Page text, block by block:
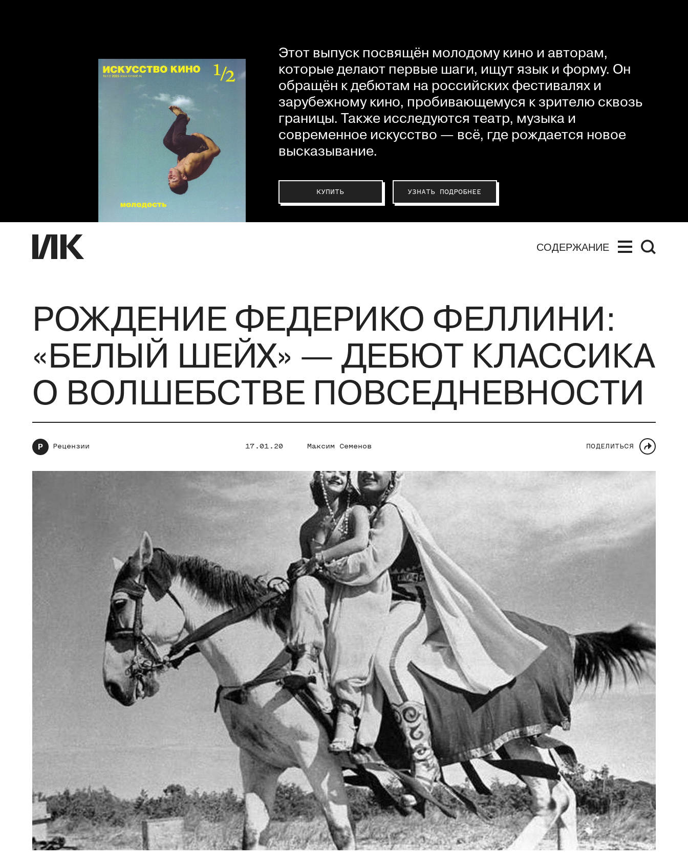
Этот выпуск посвящён молодому кино и авторам,
которые делают первые шаги, ищут язык и форму. Он
обращён к дебютам на российских фестивалях и
зарубежному кино, пробивающемуся к зрителю сквозь
границы. Также исследуются театр, музыка и
современное искусство — всё, где рождается новое
высказывание.
КУПИТЬ УЗНАТЬ ПОДРОБНЕЕ
СОДЕРЖАНИЕ
РОЖДЕНИЕ ФЕДЕРИКО ФЕЛЛИНИ:
«БЕЛЫЙ ШЕЙХ» — ДЕБЮТ КЛАССИКА
О ВОЛШЕБСТВЕ ПОВСЕДНЕВНОСТИ
Р Рецензии 17.01.20 Максим Семенов ПОДЕЛИТЬСЯ